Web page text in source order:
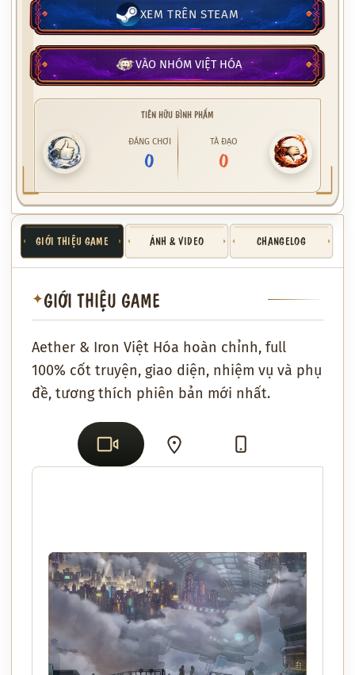
XEM TRÊN STEAM
VÀO NHÓM VIỆT HÓA
TIÊN HỮU BÌNH PHẨM
ĐÁNG CHƠI
0
TÀ ĐẠO
0
GIỚI THIỆU GAME ẢNH & VIDEO CHANGELOG
✦GIỚI THIỆU GAME
Aether & Iron Việt Hóa hoàn chỉnh, full
100% cốt truyện, giao diện, nhiệm vụ và phụ
đề, tương thích phiên bản mới nhất.